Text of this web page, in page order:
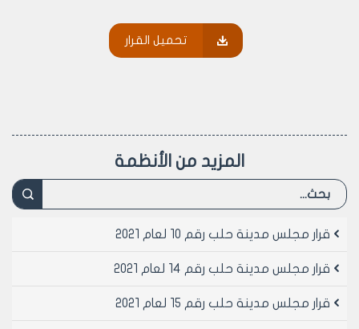
المخطط التنظيمي الجديد).
‌ب. يجب أن تتوفر في المحل المطلوب ترخيصه الشروط
 أن يكون المحل بالطابق الأرضي (دكاكين) وفق النظام
2. تقرير فني يثبت سلامة البناء و تحمله لأوزان السيارات
مصدق من نقابة المهندسين .
الهندسية و في حال ترخيص صالة عرض السيارات مع ترخيص
تحميل القرار
المزيد من الأنظمة
قرار مجلس مدينة حلب رقم 10 لعام 2021
قرار مجلس مدينة حلب رقم 14 لعام 2021
قرار مجلس مدينة حلب رقم 15 لعام 2021